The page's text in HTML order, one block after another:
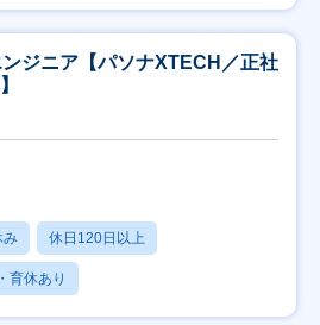
ジニア【パソナXTECH／正社
み 休日120日以上
育休あり